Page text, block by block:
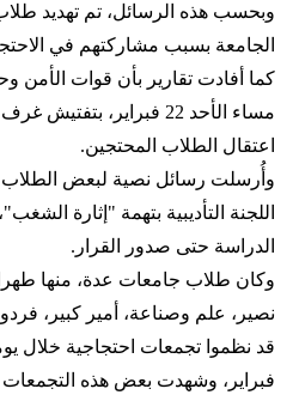
وبحسب هذه الرسائل، تم تهديد
الجامعة بسبب مشاركتهم في
كما أفادت تقارير بأن قوات
مساء الأحد 22 فبراير،
اعتقال الطلاب المحتجين.
وأُرسلت رسائل نصية لبعض الطلاب
اللجنة التأديبية بتهمة "إثارة
الدراسة حتى صدور القرار.
وكان طلاب جامعات عدة، منها
نصير، علم وصناعة، أمير كبير،
فبراير، وشهدت بعض هذه